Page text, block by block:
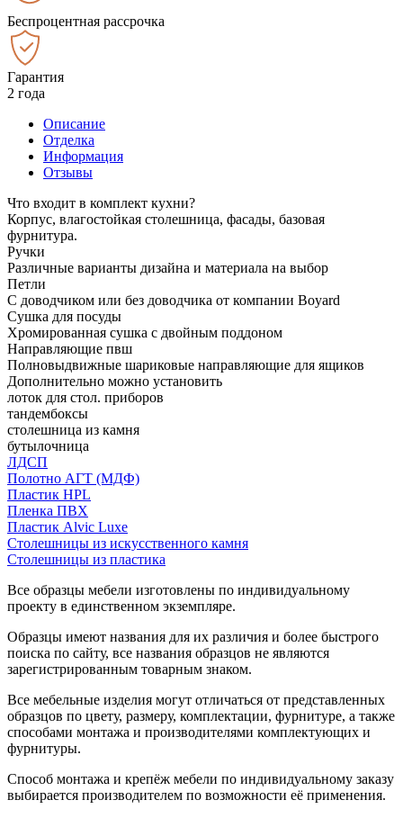
Беспроцентная рассрочка
Гарантия
2 года
Описание
Отделка
Информация
Отзывы
Что входит в комплект кухни?
Корпус, влагостойкая столешница, фасады, базовая
фурнитура.
Ручки
Различные варианты дизайна и материала на выбор
Петли
С доводчиком или без доводчика от компании Boyard
Сушка для посуды
Хромированная сушка с двойным поддоном
Направляющие пвш
Полновыдвижные шариковые направляющие для ящиков
Дополнительно можно установить
лоток для стол. приборов
тандембоксы
столешница из камня
бутылочница
ЛДСП
Полотно АГТ (МДФ)
Пластик HPL
Пленка ПВХ
Пластик Alvic Luxe
Столешницы из искусственного камня
Столешницы из пластика
Все образцы мебели изготовлены по индивидуальному
проекту в единственном экземпляре.
Образцы имеют названия для их различия и более быстрого
поиска по сайту, все названия образцов не являются
зарегистрированным товарным знаком.
Все мебельные изделия могут отличаться от представленных
образцов по цвету, размеру, комплектации, фурнитуре, а также
способами монтажа и производителями комплектующих и
фурнитуры.
Способ монтажа и крепёж мебели по индивидуальному заказу
выбирается производителем по возможности её применения.